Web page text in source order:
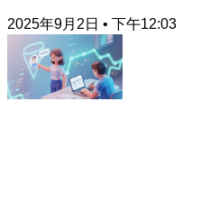
2025年9月2日 下午12:03